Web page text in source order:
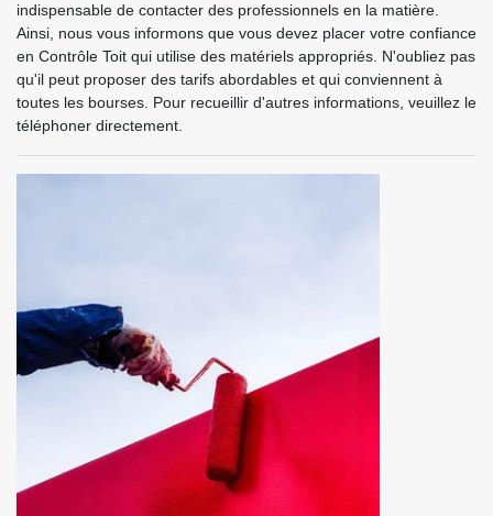
indispensable de contacter des professionnels en la matière.
Ainsi, nous vous informons que vous devez placer votre confiance
en Contrôle Toit qui utilise des matériels appropriés. N'oubliez pas
qu'il peut proposer des tarifs abordables et qui conviennent à
toutes les bourses. Pour recueillir d'autres informations, veuillez le
téléphoner directement.